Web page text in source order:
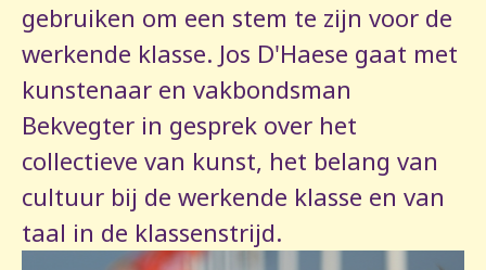
gebruiken om een stem te zijn voor de
werkende klasse. Jos D'Haese gaat met
kunstenaar en vakbondsman
Bekvegter in gesprek over het
collectieve van kunst, het belang van
cultuur bij de werkende klasse en van
taal in de klassenstrijd.